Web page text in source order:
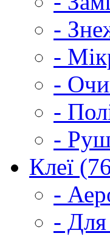
-
-
-
-
-
Клеї
-
- Для